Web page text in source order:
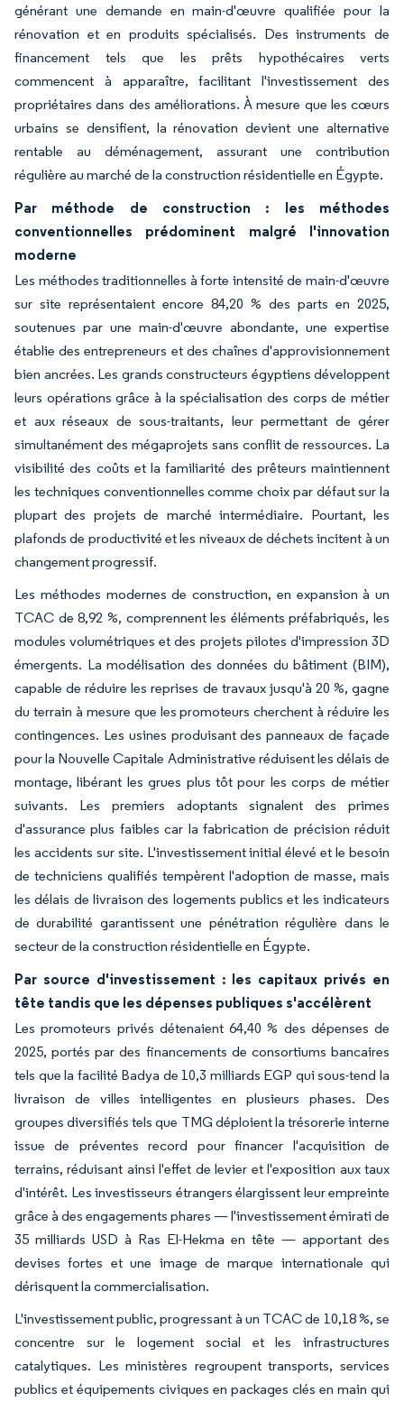
générant une demande en main-d'œuvre qualifiée pour la
rénovation et en produits spécialisés. Des instruments de
financement tels que les prêts hypothécaires verts
commencent à apparaître, facilitant l'investissement des
propriétaires dans des améliorations. À mesure que les cœurs
urbains se densifient, la rénovation devient une alternative
rentable au déménagement, assurant une contribution
régulière au marché de la construction résidentielle en Égypte.
Par méthode de construction : les méthodes
conventionnelles prédominent malgré l'innovation
moderne
Les méthodes traditionnelles à forte intensité de main-d'œuvre
sur site représentaient encore 84,20 % des parts en 2025,
soutenues par une main-d'œuvre abondante, une expertise
établie des entrepreneurs et des chaînes d'approvisionnement
bien ancrées. Les grands constructeurs égyptiens développent
leurs opérations grâce à la spécialisation des corps de métier
et aux réseaux de sous-traitants, leur permettant de gérer
simultanément des mégaprojets sans conflit de ressources. La
visibilité des coûts et la familiarité des prêteurs maintiennent
les techniques conventionnelles comme choix par défaut sur la
plupart des projets de marché intermédiaire. Pourtant, les
plafonds de productivité et les niveaux de déchets incitent à un
changement progressif.
Les méthodes modernes de construction, en expansion à un
TCAC de 8,92 %, comprennent les éléments préfabriqués, les
modules volumétriques et des projets pilotes d'impression 3D
émergents. La modélisation des données du bâtiment (BIM),
capable de réduire les reprises de travaux jusqu'à 20 %, gagne
du terrain à mesure que les promoteurs cherchent à réduire les
contingences. Les usines produisant des panneaux de façade
pour la Nouvelle Capitale Administrative réduisent les délais de
montage, libérant les grues plus tôt pour les corps de métier
suivants. Les premiers adoptants signalent des primes
d'assurance plus faibles car la fabrication de précision réduit
les accidents sur site. L'investissement initial élevé et le besoin
de techniciens qualifiés tempèrent l'adoption de masse, mais
les délais de livraison des logements publics et les indicateurs
de durabilité garantissent une pénétration régulière dans le
secteur de la construction résidentielle en Égypte.
Par source d'investissement : les capitaux privés en
tête tandis que les dépenses publiques s'accélèrent
Les promoteurs privés détenaient 64,40 % des dépenses de
2025, portés par des financements de consortiums bancaires
tels que la facilité Badya de 10,3 milliards EGP qui sous-tend la
livraison de villes intelligentes en plusieurs phases. Des
groupes diversifiés tels que TMG déploient la trésorerie interne
issue de préventes record pour financer l'acquisition de
terrains, réduisant ainsi l'effet de levier et l'exposition aux taux
d'intérêt. Les investisseurs étrangers élargissent leur empreinte
grâce à des engagements phares — l'investissement émirati de
35 milliards USD à Ras El-Hekma en tête — apportant des
devises fortes et une image de marque internationale qui
dérisquent la commercialisation.
L'investissement public, progressant à un TCAC de 10,18 %, se
concentre sur le logement social et les infrastructures
catalytiques. Les ministères regroupent transports, services
publics et équipements civiques en packages clés en main qui